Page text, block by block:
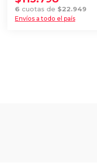
Envíos a todo el país
6 cuotas de $22.949